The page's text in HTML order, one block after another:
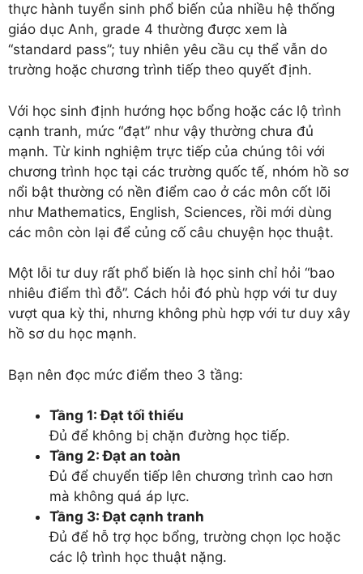
thực hành tuyển sinh phổ biến của nhiều hệ thống
giáo dục Anh, grade 4 thường được xem là
“standard pass”; tuy nhiên yêu cầu cụ thể vẫn do
trường hoặc chương trình tiếp theo quyết định.
Với học sinh định hướng học bổng hoặc các lộ trình
cạnh tranh, mức “đạt” như vậy thường chưa đủ
mạnh. Từ kinh nghiệm trực tiếp của chúng tôi với
chương trình học tại các trường quốc tế, nhóm hồ sơ
nổi bật thường có nền điểm cao ở các môn cốt lõi
như Mathematics, English, Sciences, rồi mới dùng
các môn còn lại để củng cố câu chuyện học thuật.
Một lỗi tư duy rất phổ biến là học sinh chỉ hỏi “bao
nhiêu điểm thì đỗ”. Cách hỏi đó phù hợp với tư duy
vượt qua kỳ thi, nhưng không phù hợp với tư duy xây
hồ sơ du học mạnh.
Bạn nên đọc mức điểm theo 3 tầng:
Tầng 1: Đạt tối thiểu
Đủ để không bị chặn đường học tiếp.
Tầng 2: Đạt an toàn
Đủ để chuyển tiếp lên chương trình cao hơn
mà không quá áp lực.
Tầng 3: Đạt cạnh tranh
Đủ để hỗ trợ học bổng, trường chọn lọc hoặc
các lộ trình học thuật nặng.